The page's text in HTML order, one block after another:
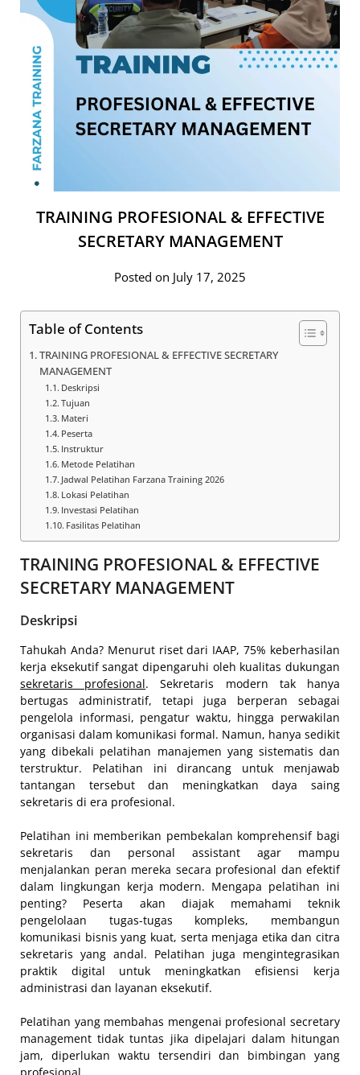
TRAINING PROFESIONAL & EFFECTIVE
SECRETARY MANAGEMENT
Posted on July 17, 2025
Table of Contents
TRAINING PROFESIONAL & EFFECTIVE SECRETARY
MANAGEMENT
Deskripsi
Tujuan
Materi
Peserta
Instruktur
Metode Pelatihan
Jadwal Pelatihan Farzana Training 2026
Lokasi Pelatihan
Investasi Pelatihan
Fasilitas Pelatihan
TRAINING PROFESIONAL & EFFECTIVE
SECRETARY MANAGEMENT
Deskripsi
Tahukah Anda? Menurut riset dari IAAP, 75% keberhasilan
kerja eksekutif sangat dipengaruhi oleh kualitas dukungan
sekretaris profesional. Sekretaris modern tak hanya
bertugas administratif, tetapi juga berperan sebagai
pengelola informasi, pengatur waktu, hingga perwakilan
organisasi dalam komunikasi formal. Namun, hanya sedikit
yang dibekali pelatihan manajemen yang sistematis dan
terstruktur. Pelatihan ini dirancang untuk menjawab
tantangan tersebut dan meningkatkan daya saing
sekretaris di era profesional.
Pelatihan ini memberikan pembekalan komprehensif bagi
sekretaris dan personal assistant agar mampu
menjalankan peran mereka secara profesional dan efektif
dalam lingkungan kerja modern. Mengapa pelatihan ini
penting? Peserta akan diajak memahami teknik
pengelolaan tugas-tugas kompleks, membangun
komunikasi bisnis yang kuat, serta menjaga etika dan citra
sekretaris yang andal. Pelatihan juga mengintegrasikan
praktik digital untuk meningkatkan efisiensi kerja
administrasi dan layanan eksekutif.
Pelatihan yang membahas mengenai profesional secretary
management tidak tuntas jika dipelajari dalam hitungan
jam, diperlukan waktu tersendiri dan bimbingan yang